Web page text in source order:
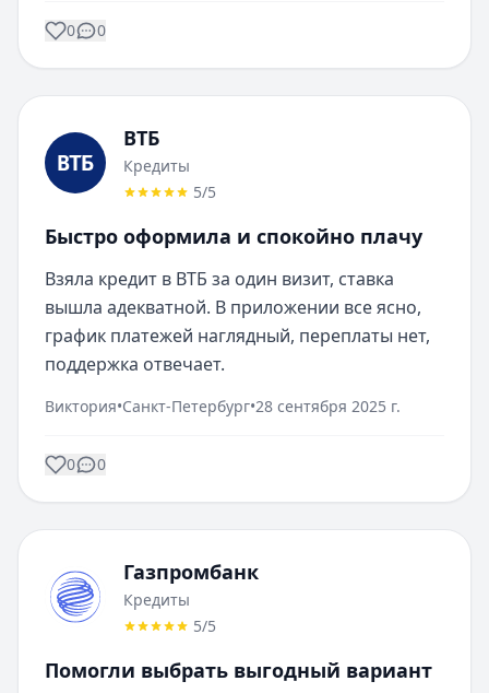
0 0
ВТБ
Кредиты
5/5
Быстро оформила и спокойно плачу
Взяла кредит в ВТБ за один визит, ставка
вышла адекватной. В приложении все ясно,
график платежей наглядный, переплаты нет,
поддержка отвечает.
Виктория•Санкт-Петербург•28 сентября 2025 г.
0 0
Газпромбанк
Кредиты
5/5
Помогли выбрать выгодный вариант